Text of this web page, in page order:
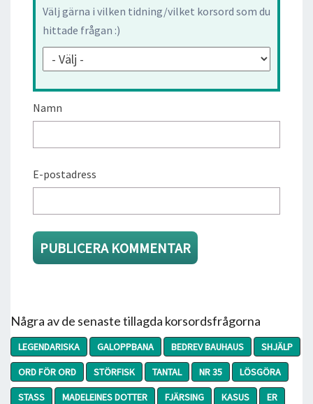
Välj gärna i vilken tidning/vilket korsord som du
hittade frågan :)
Namn
E-postadress
Några av de senaste tillagda korsordsfrågorna
LEGENDARISKA GALOPPBANA BEDREV BAUHAUS
SHJÄLP
ORD FÖR ORD
STÖRFISK TANTAL NR 35
LÖSGÖRA
STASS
MADELEINES DOTTER FJÄRSING KASUS
ER